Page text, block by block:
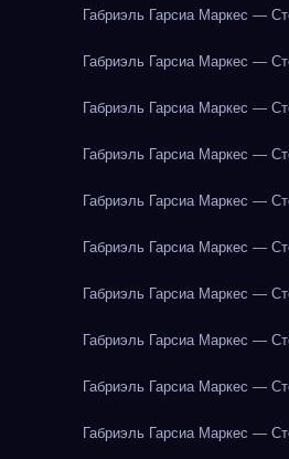
Габриэль Гарсиа Маркес —
Габриэль Гарсиа Маркес —
Габриэль Гарсиа Маркес —
Габриэль Гарсиа Маркес —
Габриэль Гарсиа Маркес —
Габриэль Гарсиа Маркес —
Габриэль Гарсиа Маркес —
Габриэль Гарсиа Маркес —
Габриэль Гарсиа Маркес —
Габриэль Гарсиа Маркес —